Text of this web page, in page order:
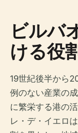
ビルバ
ける役
19世紀後半から
例のない産業の
に繁栄する港の
レ・デ・イエロ